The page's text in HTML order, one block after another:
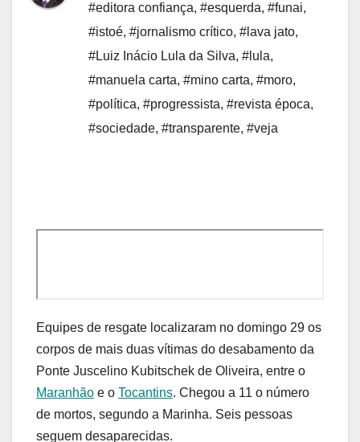
#editora confiança, #esquerda, #funai,
#istoé, #jornalismo crítico, #lava jato,
#Luiz Inácio Lula da Silva, #lula,
#manuela carta, #mino carta, #moro,
#política, #progressista, #revista época,
#sociedade, #transparente, #veja
Equipes de resgate localizaram no domingo 29 os
corpos de mais duas vítimas do desabamento da
Ponte Juscelino Kubitschek de Oliveira, entre o
Maranhão e o Tocantins. Chegou a 11 o número
de mortos, segundo a Marinha. Seis pessoas
seguem desaparecidas.